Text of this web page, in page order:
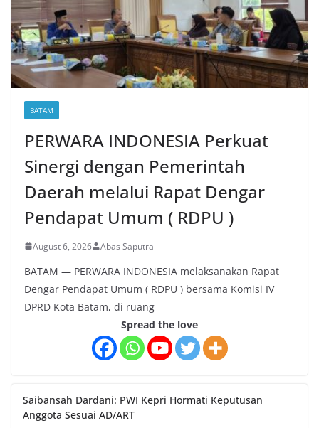
BATAM
PERWARA INDONESIA Perkuat
Sinergi dengan Pemerintah
Daerah melalui Rapat Dengar
Pendapat Umum ( RDPU )
August 6, 2026 Abas Saputra
BATAM — PERWARA INDONESIA melaksanakan Rapat
Dengar Pendapat Umum ( RDPU ) bersama Komisi IV
DPRD Kota Batam, di ruang
Spread the love
Saibansah Dardani: PWI Kepri Hormati Keputusan
Anggota Sesuai AD/ART